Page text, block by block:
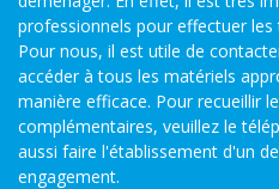
professionnels pour effectuer
Pour nous, il est utile de
accéder à tous les matériels
manière efficace. Pour recueillir
complémentaires, veuillez le
aussi faire l'établissement d'un
engagement.